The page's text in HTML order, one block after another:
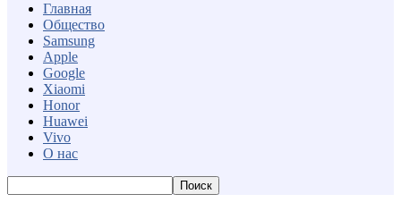
Главная
Общество
Samsung
Apple
Google
Xiaomi
Honor
Huawei
Vivo
О нас